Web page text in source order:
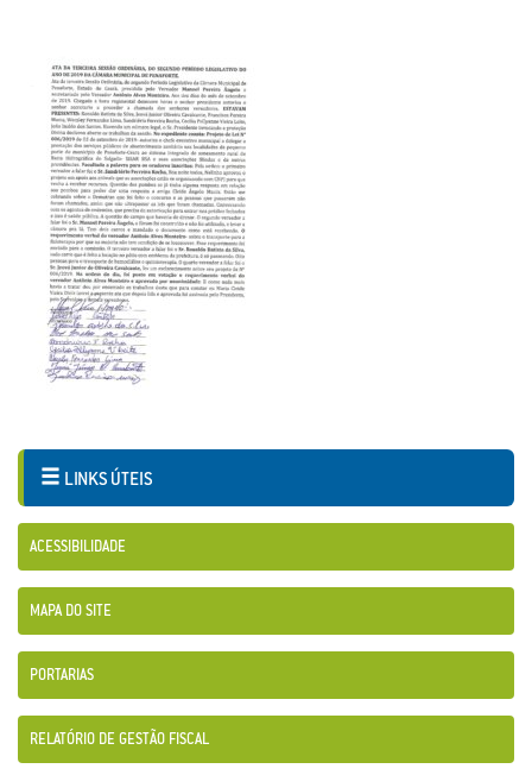
LINKS ÚTEIS
ACESSIBILIDADE
MAPA DO SITE
PORTARIAS
RELATÓRIO DE GESTÃO FISCAL